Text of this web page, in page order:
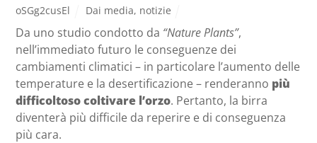
oSGg2cusEl Dai media, notizie
Da uno studio condotto da “Nature Plants”,
nell’immediato futuro le conseguenze dei
cambiamenti climatici – in particolare l’aumento delle
temperature e la desertificazione – renderanno più
difficoltoso coltivare l’orzo. Pertanto, la birra
diventerà più difficile da reperire e di conseguenza
più cara.